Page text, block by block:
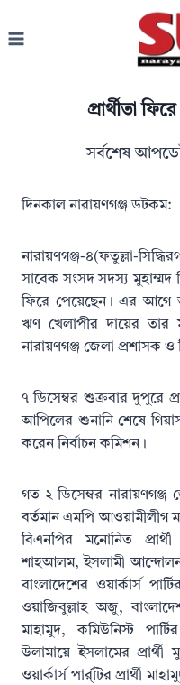
to
প্রার্থীতা
সর্বশেষ
দিনকাল নারায়ণগঞ্জ ডটকম:
নারায়ণগঞ্জ-৪(ফতুল্লা-
সাবেক সংসদ সদস্য মুহাম্মদ
ফিরে পেয়েছেন। এর আগে
ঋণ খেলাপীর দায়ের তার
নারায়ণগঞ্জ জেলা প্রশাসক ও
৭ ডিসেম্বর শুক্রবার দুপুরে
আপিলের শুনানি শেষে
করেন নির্বাচন কমিশন।
গত ২ ডিসেম্বর নারায়ণগঞ্জ
বর্তমান এমপি আওয়ামীলীগ
বিএনপির মনোনিত
শাহআলম, ইসলামী আন্দোলন
বাংলাদেশের ওয়ার্কার্স
ওয়াজিবুল্লাহ অজু,
মাহামুদ, কমিউনিস্ট
উলামায়ে ইসলামের
ওয়ার্কার্স পার্র্টির প্রার্থী